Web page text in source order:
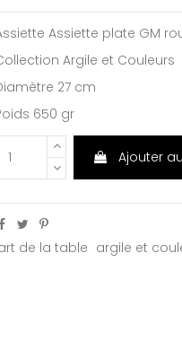
Assiette plate GM
Argile et Couleurs
27 cm
650 gr
Ajouter
de la table argile et